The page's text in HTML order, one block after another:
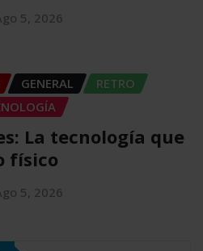
5, 2026
GENERAL
RETRO
La tecnología que
físico
5, 2026